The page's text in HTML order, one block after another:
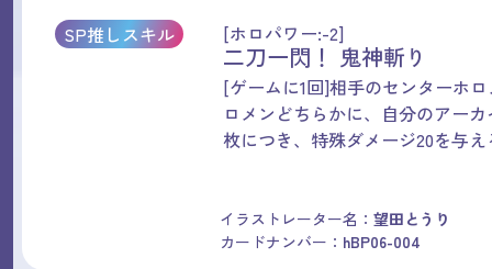
SP推しスキル
[ホロパワー:-2]
二刀一閃！ 鬼神斬り
[ゲームに1回]相手のセンターホ
ロメンどちらかに、自分のアー
枚につき、特殊ダメージ20を与え
イラストレーター名： 望田とうり
カードナンバー： hBP06-004